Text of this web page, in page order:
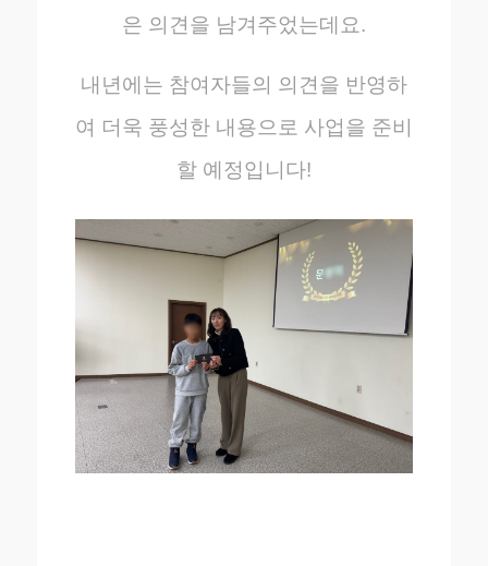
은 의견을 남겨주었는데요.
내년에는 참여자들의 의견을 반영하
여 더욱 풍성한 내용으로 사업을 준비
할 예정입니다!